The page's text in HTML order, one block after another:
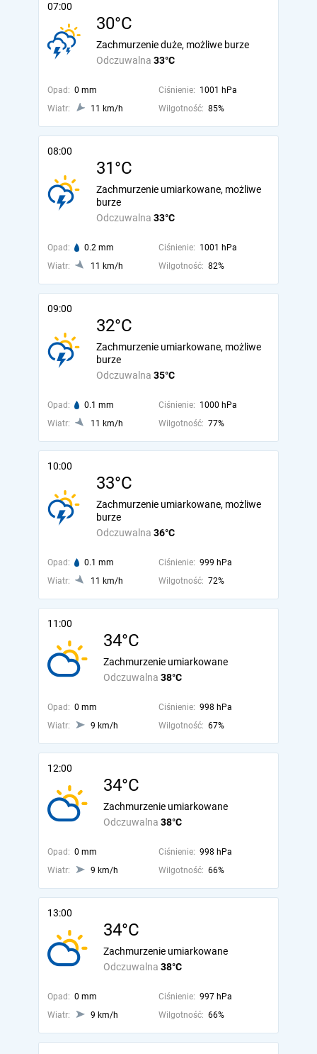
07:00
30°C
Odczuwalna 33°C
Zachmurzenie duże, możliwe burze
Opad: 0 mm Ciśnienie: 1001 hPa
Wiatr:
11 km/h Wilgotność: 85%
08:00
31°C
Odczuwalna 33°C
Zachmurzenie umiarkowane, możliwe
burze
Opad: 0.2 mm Ciśnienie: 1001 hPa
Wiatr:
11 km/h Wilgotność: 82%
09:00
32°C
Odczuwalna 35°C
Zachmurzenie umiarkowane, możliwe
burze
Opad: 0.1 mm Ciśnienie: 1000 hPa
Wiatr:
11 km/h Wilgotność: 77%
10:00
33°C
Odczuwalna 36°C
Zachmurzenie umiarkowane, możliwe
burze
Opad: 0.1 mm Ciśnienie: 999 hPa
Wiatr:
11 km/h Wilgotność: 72%
11:00
34°C
Odczuwalna 38°C
Zachmurzenie umiarkowane
Opad: 0 mm Ciśnienie: 998 hPa
Wiatr:
9 km/h Wilgotność: 67%
12:00
34°C
Odczuwalna 38°C
Zachmurzenie umiarkowane
Opad: 0 mm Ciśnienie: 998 hPa
Wiatr:
9 km/h Wilgotność: 66%
13:00
34°C
Odczuwalna 38°C
Zachmurzenie umiarkowane
Opad: 0 mm Ciśnienie: 997 hPa
Wiatr:
9 km/h Wilgotność: 66%